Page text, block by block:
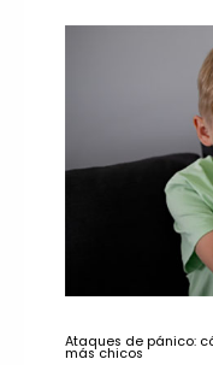
Ataques de pánico:
más chicos